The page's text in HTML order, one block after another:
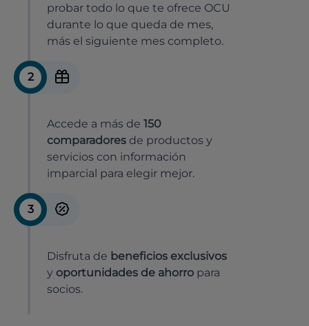
probar todo lo que te ofrece OCU
durante lo que queda de mes,
más el siguiente mes completo.
2
Accede a más de 150
comparadores de productos y
servicios con información
imparcial para elegir mejor.
3
Disfruta de beneficios exclusivos
y oportunidades de ahorro para
socios.